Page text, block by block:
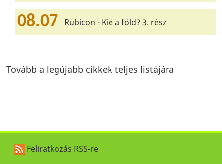
08.07 Rubicon - Kié a föld? 3. rész
Tovább a legújabb cikkek teljes listájára
Feliratkozás RSS-re